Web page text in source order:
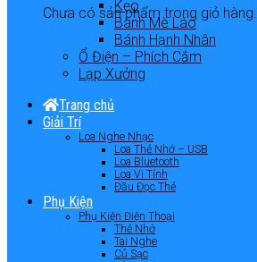
Chưa có sản phẩm trong giỏ hàng.
Kẹo
Bánh Mè Láo
Bánh Hạnh Nhân
Ổ Điện – Phích Cắm
Lạp Xưởng
Trang chủ
Giải Trí
Loa Nghe Nhạc
Loa Thẻ Nhớ – USB
Loa Bluetooth
Loa Vi Tính
Đầu Đọc Thẻ
Phụ Kiện
Phụ Kiện Điện Thoại
Thẻ Nhớ
Tai Nghe
Củ Sạc